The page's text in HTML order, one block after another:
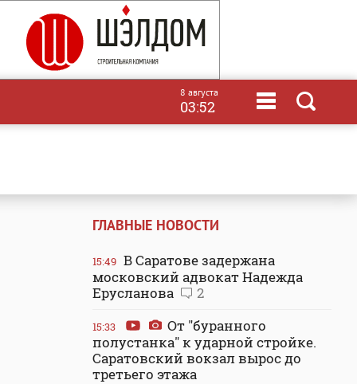
8 августа
03:52
ГЛАВНЫЕ НОВОСТИ
15:49 В Саратове задержана
московский адвокат Надежда
Ерусланова
2
15:33
От "буранного
полустанка" к ударной стройке.
Саратовский вокзал вырос до
третьего этажа